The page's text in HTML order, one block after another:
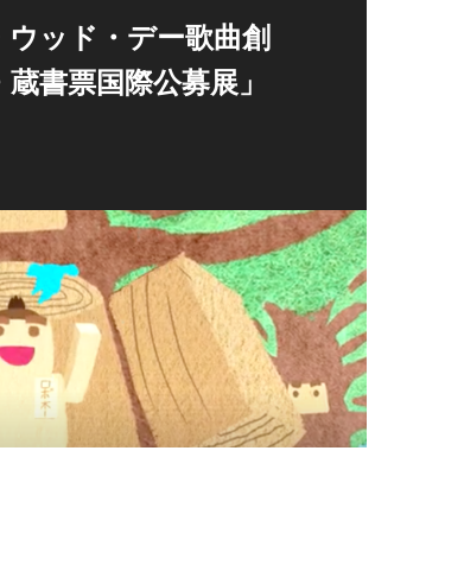
ウッド・デー歌曲創
書票国際公募展」